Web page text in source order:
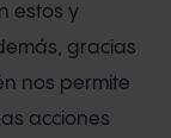
estos y
gracias
nos permite
acciones